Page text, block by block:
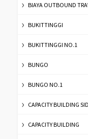
BIAYA OUTBOUND
BUKITTINGGI
BUKITTINGGI NO.1
BUNGO
BUNGO NO.1
CAPACITY BUILDING
CAPACITY BUILDING